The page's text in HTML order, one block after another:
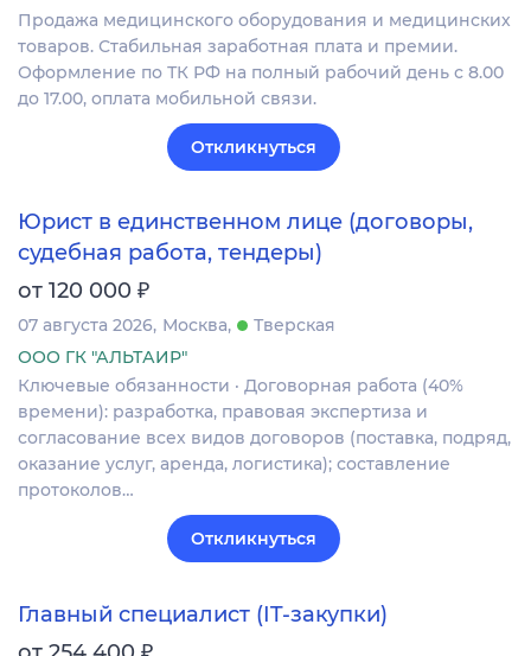
Продажа медицинского оборудования и медицинских
товаров. Стабильная заработная плата и премии.
Оформление по ТК РФ на полный рабочий день с 8.00
до 17.00, оплата мобильной связи.
Откликнуться
Юрист в единственном лице (договоры,
судебная работа, тендеры)
от 120 000 ₽
07 августа 2026 Москва
Тверская
ООО ГК "АЛЬТАИР"
Ключевые обязанности · Договорная работа (40%
времени): разработка, правовая экспертиза и
согласование всех видов договоров (поставка, подряд,
оказание услуг, аренда, логистика); составление
протоколов…
Откликнуться
Главный специалист (IT-закупки)
₽